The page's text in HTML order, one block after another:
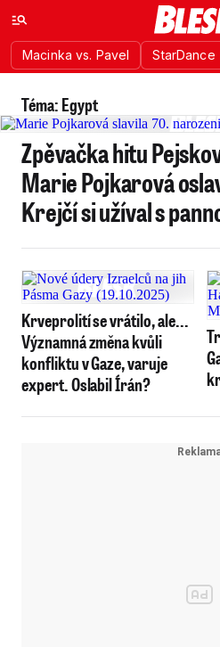
Macinka vs. Pavel StarDance
Téma: Egypt
Zpěvačka hitu
Marie Pojkarová
Krejčí si užíval s
Krveprolití se vrátilo, ale...
Významná změna kvůli
konfliktu v Gaze, varuje
expert. Oslabil Írán?